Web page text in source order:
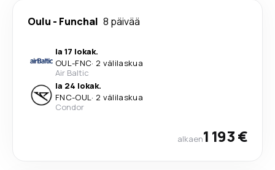
Oulu - Funchal 8 päivää
la 17 lokak.
OUL-FNC· 2 välilaskua
Air Baltic
la 24 lokak.
FNC-OUL· 2 välilaskua
Condor
alkaen1 193 €